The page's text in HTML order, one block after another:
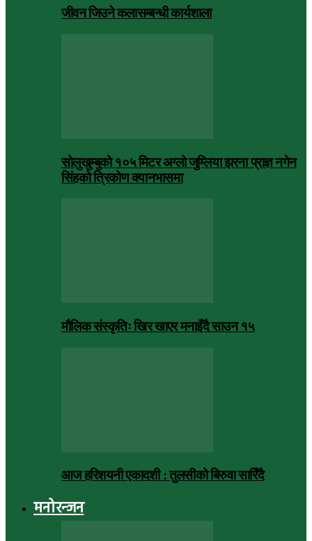
जीवन जिउने कलासम्बन्धी कार्यशाला
सोलुखुम्बुको १०५ मिटर अग्लो जुम्लिया झरना प्राज्ञ नगेन
सिंहको त्रिकोण क्यानभासमा
मौलिक संस्कृतिः खिर खाएर मनाइँदै साउन १५
आज हरिशयनी एकादशी : तुलसीको बिरुवा सारिँदै
मनोरन्जन